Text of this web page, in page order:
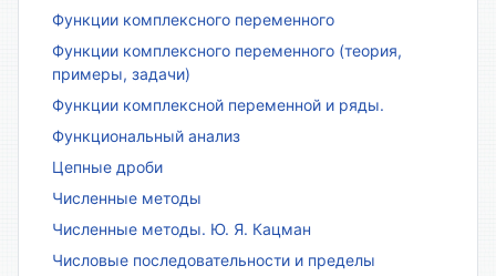
Функции комплексного переменного
Функции комплексного переменного (теория,
примеры, задачи)
Функции комплексной переменной и ряды.
Функциональный анализ
Цепные дроби
Численные методы
Численные методы. Ю. Я. Кацман
Числовые последовательности и пределы